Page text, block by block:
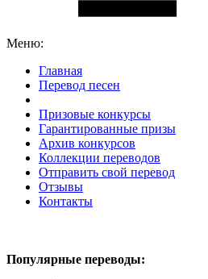
Меню:
Главная
Перевод песен
Призовые конкурсы
Гарантированные призы
Архив конкурсов
Коллекции переводов
Отправить свой перевод
Отзывы
Контакты
Популярные переводы: